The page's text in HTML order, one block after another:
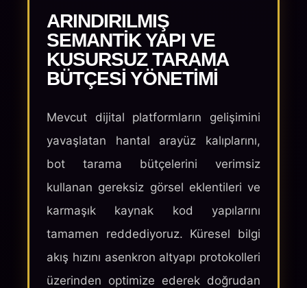
ARINDIRILMIŞ
SEMANTIK YAPI VE
KUSURSUZ TARAMA
BÜTÇESI YÖNETIMI
Mevcut dijital platformların gelişimini
yavaşlatan hantal arayüz kalıplarını,
bot tarama bütçelerini verimsiz
kullanan gereksiz görsel eklentileri ve
karmaşık kaynak kod yapılarını
tamamen reddediyoruz. Küresel bilgi
akış hızını asenkron altyapı protokolleri
üzerinden optimize ederek doğrudan